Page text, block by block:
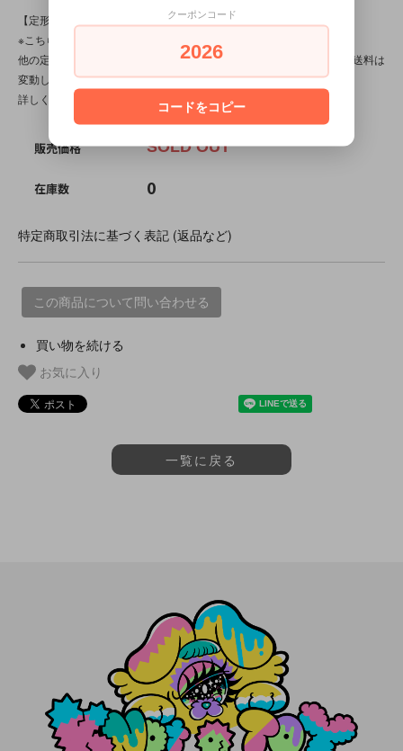
【定形外対応商品】
※こちらの商品は【サイズ規格内・(1)～50gまで】です。
他の定形外対応商品と複数購入される場合は、サイズや重量によって送料は
変動します。送料は【最終注文確認書】で確定します。
詳しくは
こちら
販売価格 SOLD OUT
在庫数 0
特定商取引法に基づく表記 (返品など)
この商品について問い合わせる
買い物を続ける
お気に入り
一覧に戻る
クーポンコード
2026
コードをコピー